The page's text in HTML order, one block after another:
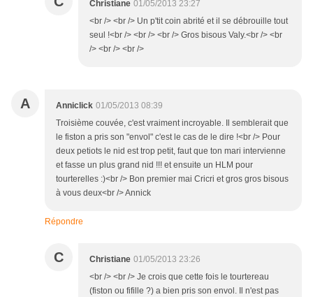
Christiane 01/05/2013 23:27
<br /> <br /> Un p'tit coin abrité et il se débrouille tout
seul !<br /> <br /> <br /> Gros bisous Valy.<br /> <br
/> <br /> <br />
A Anniclick 01/05/2013 08:39
Troisième couvée, c'est vraiment incroyable. Il semblerait que
le fiston a pris son "envol" c'est le cas de le dire !<br /> Pour
deux petiots le nid est trop petit, faut que ton mari intervienne
et fasse un plus grand nid !!! et ensuite un HLM pour
tourterelles :)<br /> Bon premier mai Cricri et gros gros bisous
à vous deux<br /> Annick
Répondre
C Christiane 01/05/2013 23:26
<br /> <br /> Je crois que cette fois le tourtereau
(fiston ou fifille ?) a bien pris son envol. Il n'est pas